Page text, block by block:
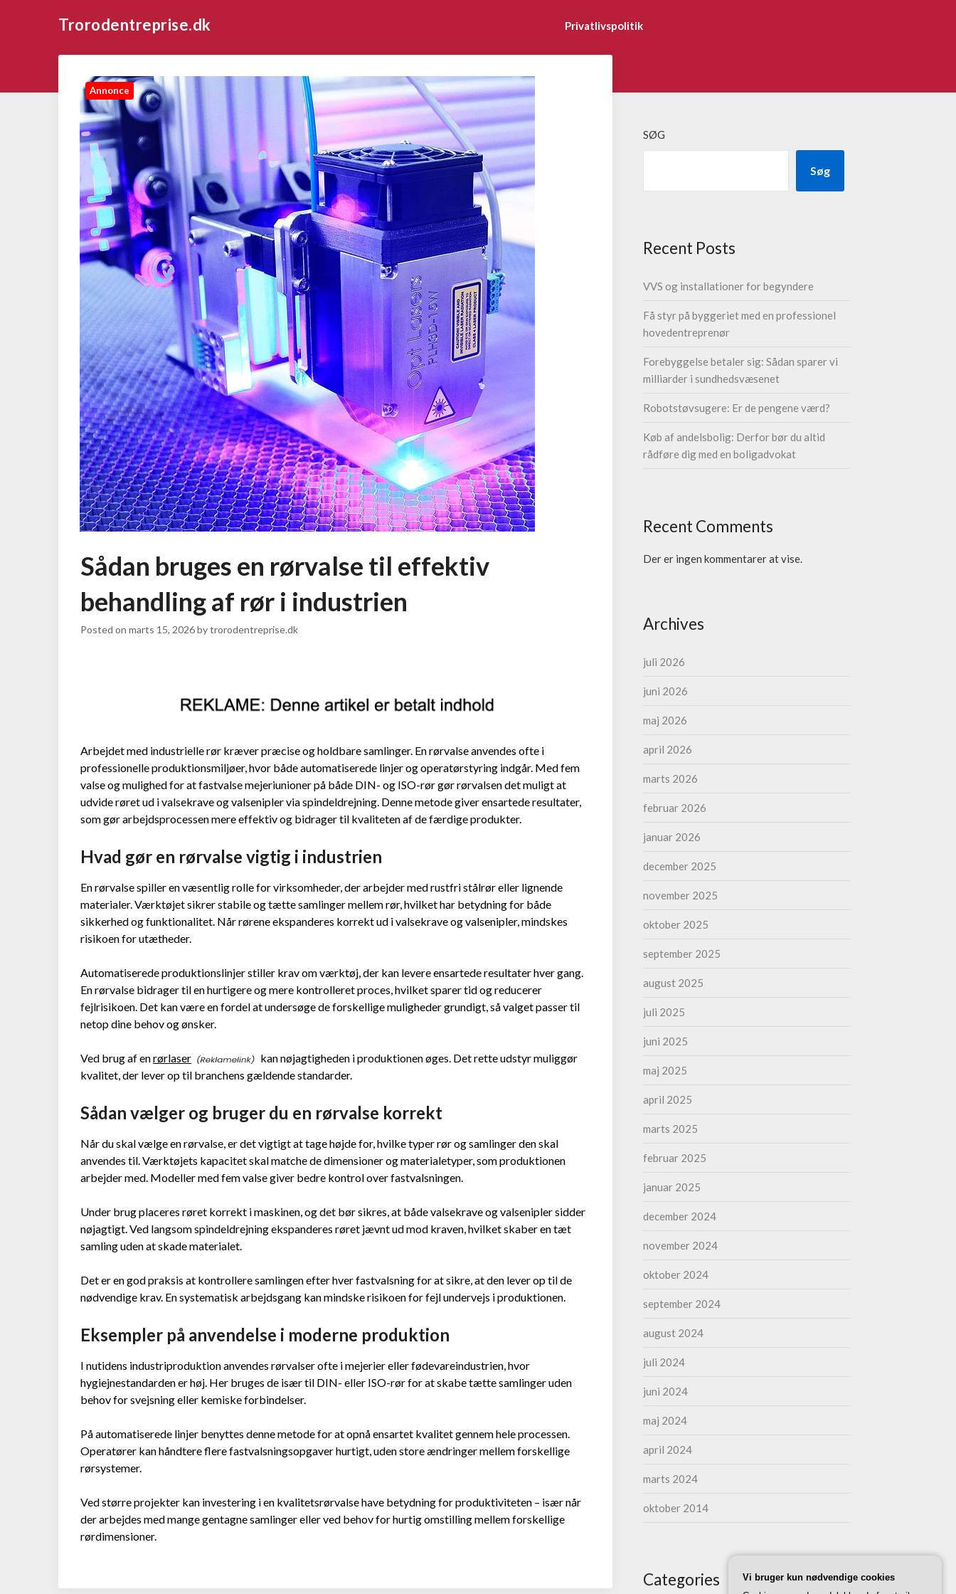
Trorodentreprise.dk Privatlivspolitik
Annonce
Sådan bruges en rørvalse til effektiv
behandling af rør i industrien
Posted onmarts 15, 2026bytrorodentreprise.dk
Arbejdet med industrielle rør kræver præcise og holdbare samlinger. En rørvalse anvendes ofte i
professionelle produktionsmiljøer, hvor både automatiserede linjer og operatørstyring indgår. Med fem
valse og mulighed for at fastvalse mejeriunioner på både DIN- og ISO-rør gør rørvalsen det muligt at
udvide røret ud i valsekrave og valsenipler via spindeldrejning. Denne metode giver ensartede resultater,
som gør arbejdsprocessen mere effektiv og bidrager til kvaliteten af de færdige produkter.
Hvad gør en rørvalse vigtig i industrien
En rørvalse spiller en væsentlig rolle for virksomheder, der arbejder med rustfri stålrør eller lignende
materialer. Værktøjet sikrer stabile og tætte samlinger mellem rør, hvilket har betydning for både
sikkerhed og funktionalitet. Når rørene ekspanderes korrekt ud i valsekrave og valsenipler, mindskes
risikoen for utætheder.
Automatiserede produktionslinjer stiller krav om værktøj, der kan levere ensartede resultater hver gang.
En rørvalse bidrager til en hurtigere og mere kontrolleret proces, hvilket sparer tid og reducerer
fejlrisikoen. Det kan være en fordel at undersøge de forskellige muligheder grundigt, så valget passer til
netop dine behov og ønsker.
Ved brug af enrørlaser
kan nøjagtigheden i produktionen øges. Det rette udstyr muliggør
kvalitet, der lever op til branchens gældende standarder.
Sådan vælger og bruger du en rørvalse korrekt
Når du skal vælge en rørvalse, er det vigtigt at tage højde for, hvilke typer rør og samlinger den skal
anvendes til. Værktøjets kapacitet skal matche de dimensioner og materialetyper, som produktionen
arbejder med. Modeller med fem valse giver bedre kontrol over fastvalsningen.
Under brug placeres røret korrekt i maskinen, og det bør sikres, at både valsekrave og valsenipler sidder
nøjagtigt. Ved langsom spindeldrejning ekspanderes røret jævnt ud mod kraven, hvilket skaber en tæt
samling uden at skade materialet.
Det er en god praksis at kontrollere samlingen efter hver fastvalsning for at sikre, at den lever op til de
nødvendige krav. En systematisk arbejdsgang kan mindske risikoen for fejl undervejs i produktionen.
Eksempler på anvendelse i moderne produktion
I nutidens industriproduktion anvendes rørvalser ofte i mejerier eller fødevareindustrien, hvor
hygiejnestandarden er høj. Her bruges de især til DIN- eller ISO-rør for at skabe tætte samlinger uden
behov for svejsning eller kemiske forbindelser.
På automatiserede linjer benyttes denne metode for at opnå ensartet kvalitet gennem hele processen.
Operatører kan håndtere flere fastvalsningsopgaver hurtigt, uden store ændringer mellem forskellige
rørsystemer.
Ved større projekter kan investering i en kvalitetsrørvalse have betydning for produktiviteten – især når
der arbejdes med mange gentagne samlinger eller ved behov for hurtig omstilling mellem forskellige
rørdimensioner.
SØG
Søg
Recent Posts
VVS og installationer for begyndere
Få styr på byggeriet med en professionel
hovedentreprenør
Forebyggelse betaler sig: Sådan sparer vi
milliarder i sundhedsvæsenet
Robotstøvsugere: Er de pengene værd?
Køb af andelsbolig: Derfor bør du altid
rådføre dig med en boligadvokat
Recent Comments
Der er ingen kommentarer at vise.
Archives
juli 2026
juni 2026
maj 2026
april 2026
marts 2026
februar 2026
januar 2026
december 2025
november 2025
oktober 2025
september 2025
august 2025
juli 2025
juni 2025
maj 2025
april 2025
marts 2025
februar 2025
januar 2025
december 2024
november 2024
oktober 2024
september 2024
august 2024
juli 2024
juni 2024
maj 2024
april 2024
marts 2024
oktober 2014
Categories
Vi bruger kun nødvendige cookies